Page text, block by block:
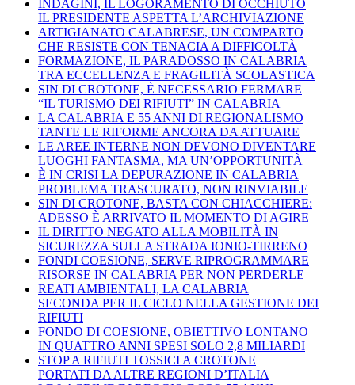
INDAGINI, IL LOGORAMENTO DI OCCHIUTO
IL PRESIDENTE ASPETTA L’ARCHIVIAZIONE
ARTIGIANATO CALABRESE, UN COMPARTO
CHE RESISTE CON TENACIA A DIFFICOLTÀ
FORMAZIONE, IL PARADOSSO IN CALABRIA
TRA ECCELLENZA E FRAGILITÀ SCOLASTICA
SIN DI CROTONE, È NECESSARIO FERMARE
“IL TURISMO DEI RIFIUTI” IN CALABRIA
LA CALABRIA E 55 ANNI DI REGIONALISMO
TANTE LE RIFORME ANCORA DA ATTUARE
LE AREE INTERNE NON DEVONO DIVENTARE
LUOGHI FANTASMA, MA UN’OPPORTUNITÀ
È IN CRISI LA DEPURAZIONE IN CALABRIA
PROBLEMA TRASCURATO, NON RINVIABILE
SIN DI CROTONE, BASTA CON CHIACCHIERE:
ADESSO È ARRIVATO IL MOMENTO DI AGIRE
IL DIRITTO NEGATO ALLA MOBILITÀ IN
SICUREZZA SULLA STRADA IONIO-TIRRENO
FONDI COESIONE, SERVE RIPROGRAMMARE
RISORSE IN CALABRIA PER NON PERDERLE
REATI AMBIENTALI, LA CALABRIA
SECONDA PER IL CICLO NELLA GESTIONE DEI
RIFIUTI
FONDO DI COESIONE, OBIETTIVO LONTANO
IN QUATTRO ANNI SPESI SOLO 2,8 MILIARDI
STOP A RIFIUTI TOSSICI A CROTONE
PORTATI DA ALTRE REGIONI D’ITALIA